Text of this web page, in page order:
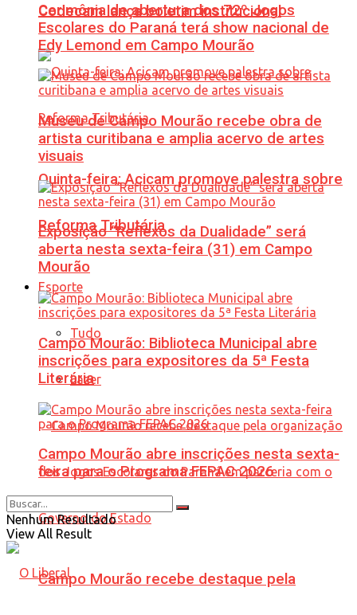
Codecam lança boletim institucional
Quinta-feira: Acicam promove palestra sobre
Reforma Tributária
Esporte
Tudo
Lazer
Campo Mourão recebe destaque pela
Cerimônia de abertura dos 72º Jogos
Escolares do Paraná terá show nacional de
Edy Lemond em Campo Mourão
Museu de Campo Mourão recebe obra de
artista curitibana e amplia acervo de artes
visuais
Exposição “Reflexos da Dualidade” será
aberta nesta sexta-feira (31) em Campo
Mourão
Campo Mourão: Biblioteca Municipal abre
inscrições para expositores da 5ª Festa
Literária
Campo Mourão abre inscrições nesta sexta-
feira para o Programa FEPAC 2026
Nenhum Resultado
View All Result